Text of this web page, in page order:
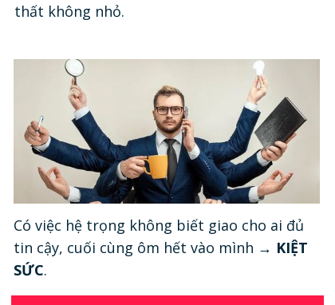
Có việc hệ trọng không biết giao cho ai đủ
tin cậy, cuối cùng ôm hết vào mình → KIỆT
SỨC.
thất không nhỏ.